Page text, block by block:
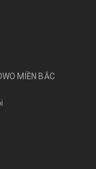
MIỀN BẮC